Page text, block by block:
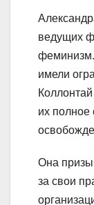
ведущих
имели
их полное
Она
за свои